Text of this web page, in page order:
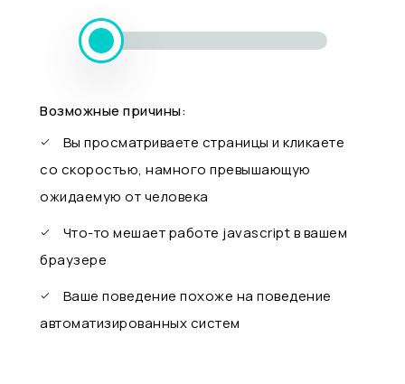
Возможные причины:
Вы просматриваете страницы и кликаете
со скоростью, намного превышающую
ожидаемую от человека
Что-то мешает работе javascript в вашем
браузере
Ваше поведение похоже на поведение
автоматизированных систем